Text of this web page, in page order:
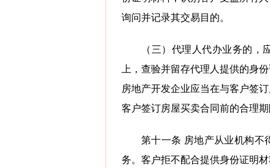
询问并记录其交易目的。
（三）代理人代办业务的
上，查验并留存代理人提供的身
房地产开发企业应当在与客户签
客户签订房屋买卖合同前的合理期
第十一条 房地产从业机构不
务。客户拒不配合提供身份证明